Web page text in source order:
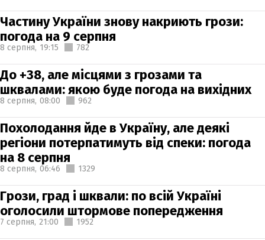
Частину України знову накриють грози:
погода на 9 серпня
8 серпня, 19:15 782
До +38, але місцями з грозами та
шквалами: якою буде погода на вихідних
8 серпня, 08:00 962
Похолодання йде в Україну, але деякі
регіони потерпатимуть від спеки: погода
на 8 серпня
8 серпня, 06:46 1329
Грози, град і шквали: по всій Україні
оголосили штормове попередження
7 серпня, 21:00 1952